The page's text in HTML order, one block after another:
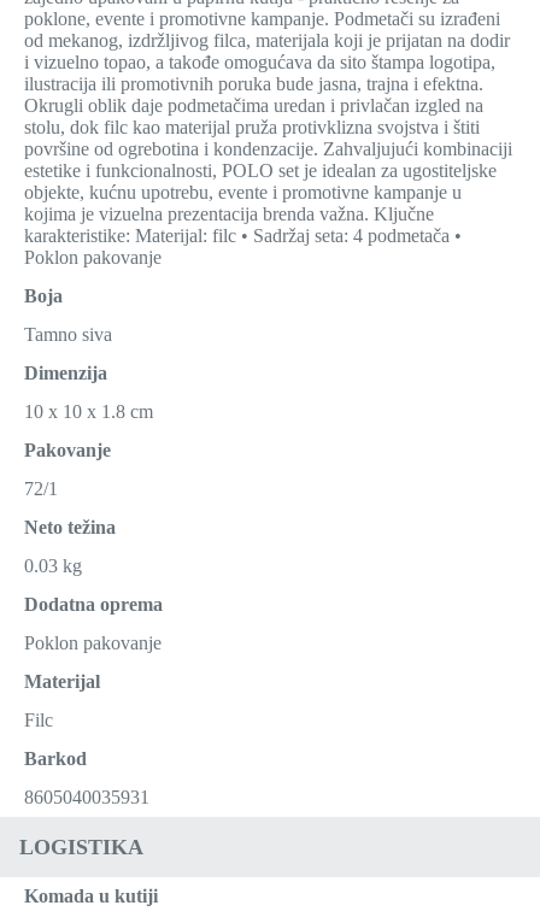
poklone, evente i promotivne kampanje. Podmetači su izrađeni
od mekanog, izdržljivog filca, materijala koji je prijatan na dodir
i vizuelno topao, a takođe omogućava da sito štampa logotipa,
ilustracija ili promotivnih poruka bude jasna, trajna i efektna.
Okrugli oblik daje podmetačima uredan i privlačan izgled na
stolu, dok filc kao materijal pruža protivklizna svojstva i štiti
površine od ogrebotina i kondenzacije. Zahvaljujući kombinaciji
estetike i funkcionalnosti, POLO set je idealan za ugostiteljske
objekte, kućnu upotrebu, evente i promotivne kampanje u
kojima je vizuelna prezentacija brenda važna. Ključne
karakteristike: Materijal: filc • Sadržaj seta: 4 podmetača •
Poklon pakovanje
Boja
Tamno siva
Dimenzija
10 x 10 x 1.8 cm
Pakovanje
72/1
Neto težina
0.03 kg
Dodatna oprema
Poklon pakovanje
Materijal
Filc
Barkod
8605040035931
LOGISTIKA
Komada u kutiji